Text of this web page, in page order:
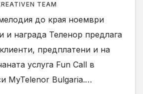
TEAM
до края ноември
и награда Теленор предлага
предплатени и на
услуга Fun Call в
MyTelenor Bulgaria.…